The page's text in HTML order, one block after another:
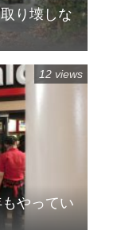
り壊しな
やってい
12 views